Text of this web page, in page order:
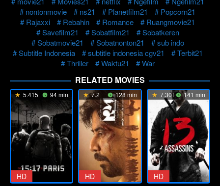
nontonmovie
ns21 Planetfilm21
Popcorn21
Rajaxxi
Rebahin Romance
Ruangmovie21
Savefilm21
Sobatfilm21
Sobatkeren
Sobatmovie21
Sobatnonton21
sub indo
Subtitle Indonesia
subtitle indonesia cgv21
Terbit21
Thriller
Waktu21 War
RELATED MOVIES
5.415 94 min
HD
7.2 128 min
HD
7.301 141 min
HD